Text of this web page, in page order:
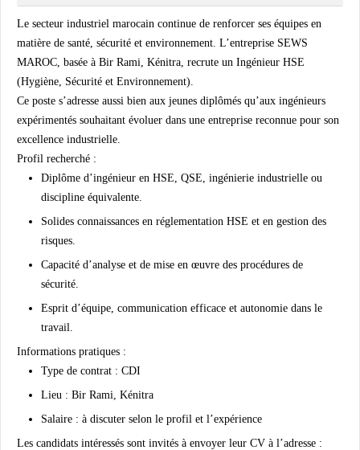
Le secteur industriel marocain continue de renforcer ses équipes en
matière de santé, sécurité et environnement. L’entreprise SEWS
MAROC , basée à Bir Rami, Kénitra , recrute un Ingénieur HSE
(Hygiène, Sécurité et Environnement)
Ce poste s’adresse aussi bien aux jeunes diplômés qu’aux ingénieurs
expérimentés souhaitant évoluer dans une entreprise reconnue pour son
excellence industrielle.
Profil recherché :
Diplôme d’ingénieur en HSE, QSE, ingénierie industrielle ou
discipline équivalente.
Solides connaissances en réglementation HSE et en gestion des
risques.
Capacité d’analyse et de mise en œuvre des procédures de
sécurité.
Esprit d’équipe, communication efficace et autonomie dans le
travail.
Informations pratiques :
Type de contrat : CDI
Lieu : Bir Rami, Kénitra
Salaire : à discuter selon le profil et l’expérience
Les candidats intéressés sont invités à envoyer leur CV à l’adresse :